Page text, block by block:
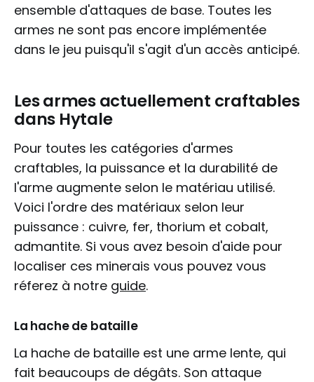
ensemble d'attaques de base. Toutes les
armes ne sont pas encore implémentée
dans le jeu puisqu'il s'agit d'un accès anticipé.
Les armes actuellement craftables
dans Hytale
Pour toutes les catégories d'armes
craftables, la puissance et la durabilité de
l'arme augmente selon le matériau utilisé.
Voici l'ordre des matériaux selon leur
puissance : cuivre, fer, thorium et cobalt,
admantite. Si vous avez besoin d'aide pour
localiser ces minerais vous pouvez vous
réferez à notre guide.
La hache de bataille
La hache de bataille est une arme lente, qui
fait beaucoups de dégâts. Son attaque